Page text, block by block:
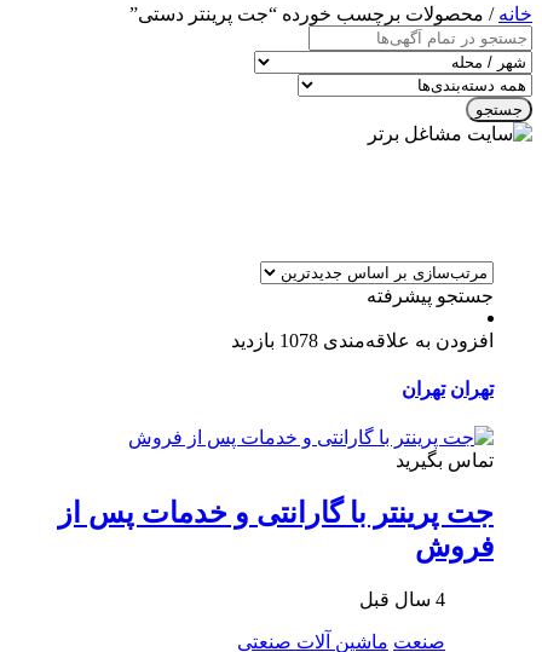
خانه / محصولات برچسب خورده “جت پرینتر دستی”
جستجو
جستجو پیشرفته
افزودن به علاقه‌مندی 1078 بازدید
تهران تهران
تماس بگیرید
جت پرینتر با گارانتی و خدمات پس از
فروش
4 سال قبل
صنعت ماشین آلات صنعتی